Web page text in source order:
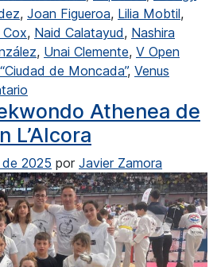
, Joan Figueroa, Lilia Mobtil,
, Naid Calatayud, Nashira
, Unai Clemente, V Open
de Moncada”, Venus
Athenea de
L’Alcora
2025 por Javier Zamora